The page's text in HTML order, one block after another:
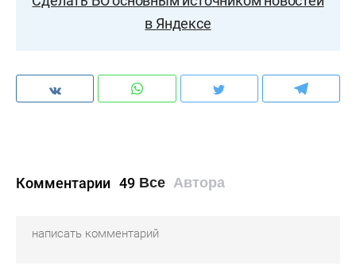
в Яндексе
Комментарии 49 Все Автора